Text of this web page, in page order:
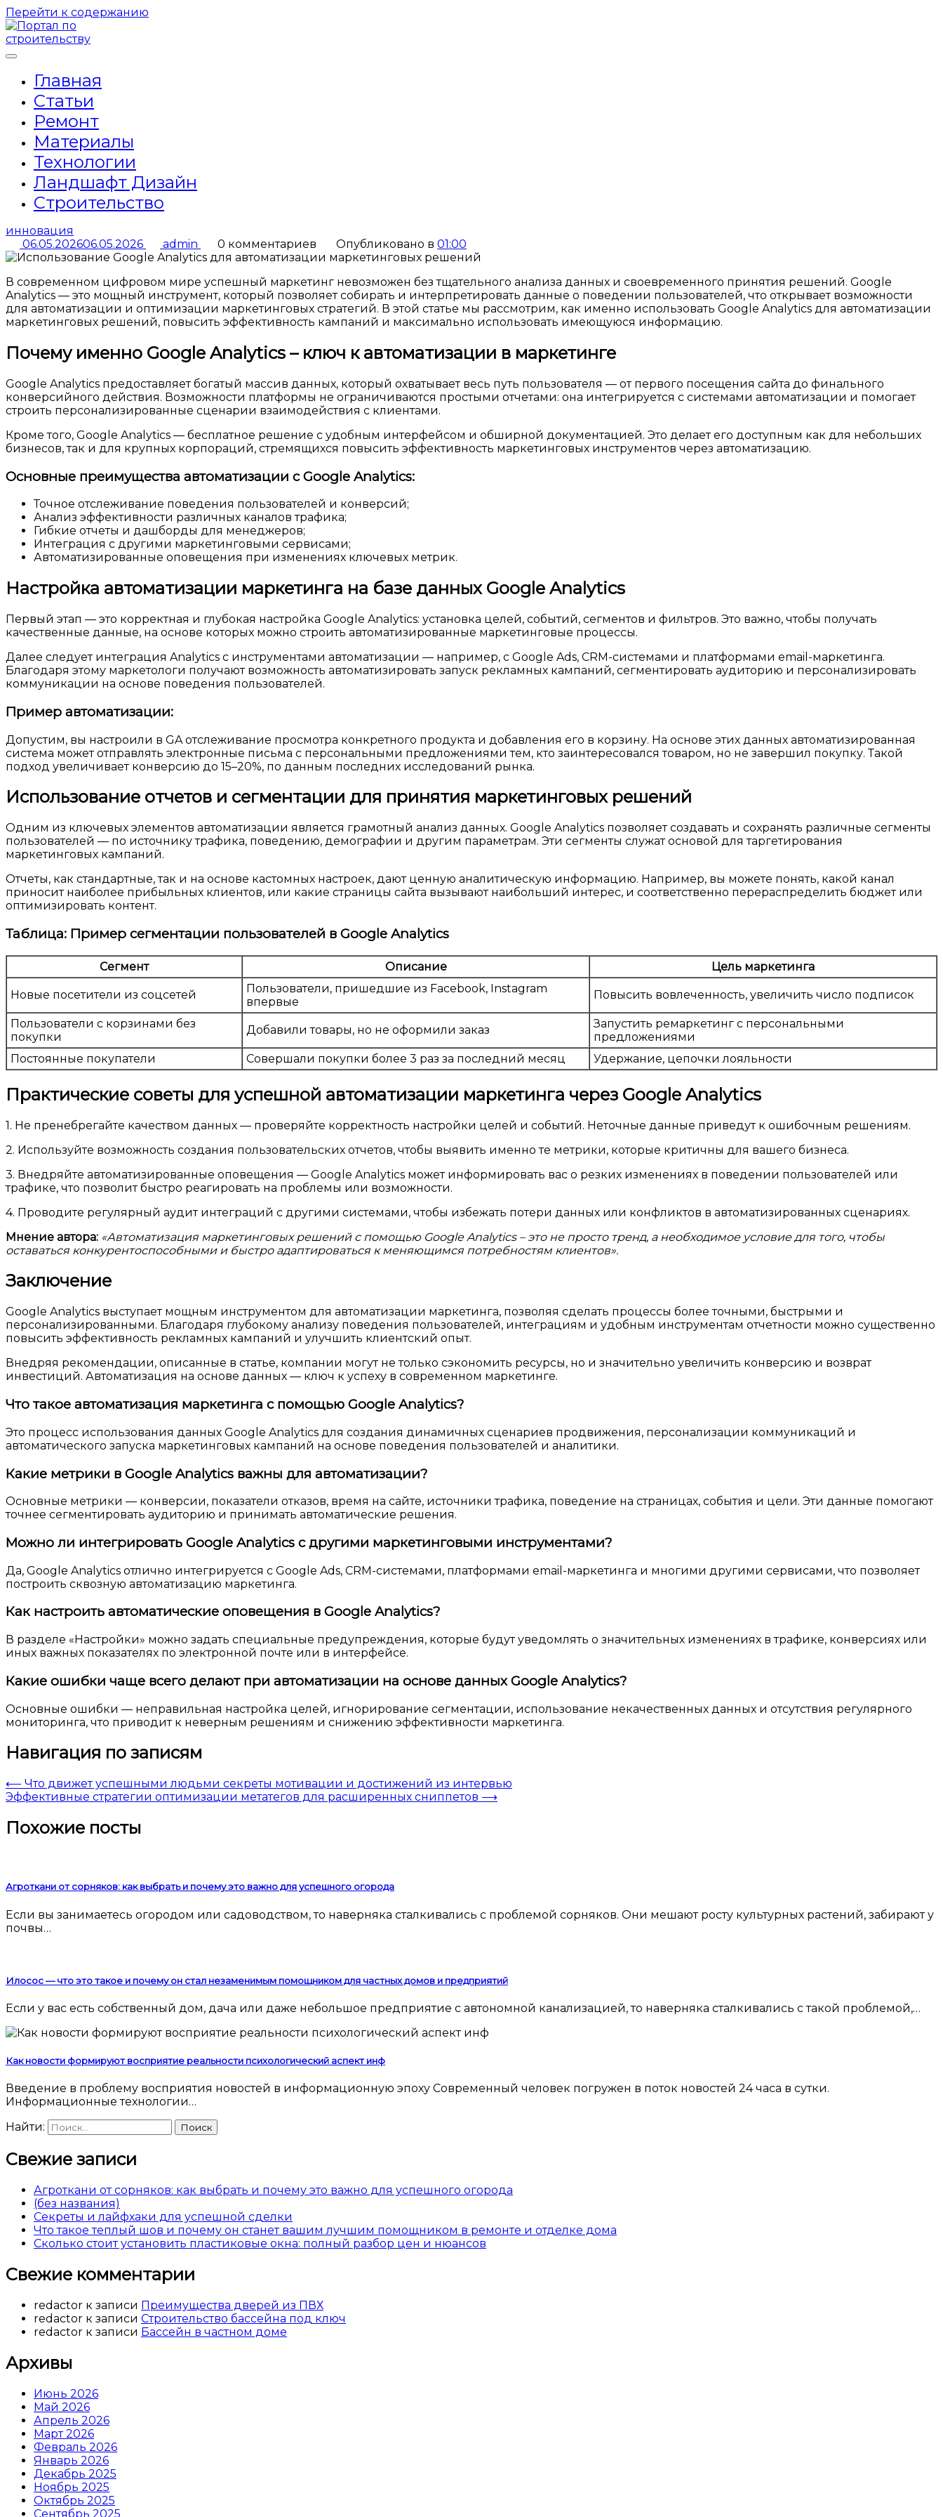
Перейти к содержанию
Главная
Статьи
Ремонт
Материалы
Технологии
Ландшафт Дизайн
Строительство
инновация
06.05.202606.05.2026 admin 0 комментариев Опубликовано в 01:00
В современном цифровом мире успешный маркетинг невозможен без тщательного анализа данных и своевременного принятия решений. Google
Analytics — это мощный инструмент, который позволяет собирать и интерпретировать данные о поведении пользователей, что открывает возможности
для автоматизации и оптимизации маркетинговых стратегий. В этой статье мы рассмотрим, как именно использовать Google Analytics для автоматизации
маркетинговых решений, повысить эффективность кампаний и максимально использовать имеющуюся информацию.
Почему именно Google Analytics – ключ к автоматизации в маркетинге
Google Analytics предоставляет богатый массив данных, который охватывает весь путь пользователя — от первого посещения сайта до финального
конверсийного действия. Возможности платформы не ограничиваются простыми отчетами: она интегрируется с системами автоматизации и помогает
строить персонализированные сценарии взаимодействия с клиентами.
Кроме того, Google Analytics — бесплатное решение с удобным интерфейсом и обширной документацией. Это делает его доступным как для небольших
бизнесов, так и для крупных корпораций, стремящихся повысить эффективность маркетинговых инструментов через автоматизацию.
Основные преимущества автоматизации с Google Analytics:
Точное отслеживание поведения пользователей и конверсий;
Анализ эффективности различных каналов трафика;
Гибкие отчеты и дашборды для менеджеров;
Интеграция с другими маркетинговыми сервисами;
Автоматизированные оповещения при изменениях ключевых метрик.
Настройка автоматизации маркетинга на базе данных Google Analytics
Первый этап — это корректная и глубокая настройка Google Analytics: установка целей, событий, сегментов и фильтров. Это важно, чтобы получать
качественные данные, на основе которых можно строить автоматизированные маркетинговые процессы.
Далее следует интеграция Analytics с инструментами автоматизации — например, с Google Ads, CRM-системами и платформами email-маркетинга.
Благодаря этому маркетологи получают возможность автоматизировать запуск рекламных кампаний, сегментировать аудиторию и персонализировать
коммуникации на основе поведения пользователей.
Пример автоматизации:
Допустим, вы настроили в GA отслеживание просмотра конкретного продукта и добавления его в корзину. На основе этих данных автоматизированная
система может отправлять электронные письма с персональными предложениями тем, кто заинтересовался товаром, но не завершил покупку. Такой
подход увеличивает конверсию до 15–20%, по данным последних исследований рынка.
Использование отчетов и сегментации для принятия маркетинговых решений
Одним из ключевых элементов автоматизации является грамотный анализ данных. Google Analytics позволяет создавать и сохранять различные сегменты
пользователей — по источнику трафика, поведению, демографии и другим параметрам. Эти сегменты служат основой для таргетирования
маркетинговых кампаний.
Отчеты, как стандартные, так и на основе кастомных настроек, дают ценную аналитическую информацию. Например, вы можете понять, какой канал
приносит наиболее прибыльных клиентов, или какие страницы сайта вызывают наибольший интерес, и соответственно перераспределить бюджет или
оптимизировать контент.
Таблица: Пример сегментации пользователей в Google Analytics
Сегмент Описание Цель маркетинга
Новые посетители из соцсетей
Пользователи, пришедшие из Facebook, Instagram
впервые
Повысить вовлеченность, увеличить число подписок
Пользователи с корзинами без
покупки
Добавили товары, но не оформили заказ
Запустить ремаркетинг с персональными
предложениями
Постоянные покупатели
Совершали покупки более 3 раз за последний месяц Удержание, цепочки лояльности
Практические советы для успешной автоматизации маркетинга через Google Analytics
1. Не пренебрегайте качеством данных — проверяйте корректность настройки целей и событий. Неточные данные приведут к ошибочным решениям.
2. Используйте возможность создания пользовательских отчетов, чтобы выявить именно те метрики, которые критичны для вашего бизнеса.
3. Внедряйте автоматизированные оповещения — Google Analytics может информировать вас о резких изменениях в поведении пользователей или
трафике, что позволит быстро реагировать на проблемы или возможности.
4. Проводите регулярный аудит интеграций с другими системами, чтобы избежать потери данных или конфликтов в автоматизированных сценариях.
Мнение автора: «Автоматизация маркетинговых решений с помощью Google Analytics – это не просто тренд, а необходимое условие для того, чтобы
оставаться конкурентоспособными и быстро адаптироваться к меняющимся потребностям клиентов».
Заключение
Google Analytics выступает мощным инструментом для автоматизации маркетинга, позволяя сделать процессы более точными, быстрыми и
персонализированными. Благодаря глубокому анализу поведения пользователей, интеграциям и удобным инструментам отчетности можно существенно
повысить эффективность рекламных кампаний и улучшить клиентский опыт.
Внедряя рекомендации, описанные в статье, компании могут не только сэкономить ресурсы, но и значительно увеличить конверсию и возврат
инвестиций. Автоматизация на основе данных — ключ к успеху в современном маркетинге.
Что такое автоматизация маркетинга с помощью Google Analytics?
Это процесс использования данных Google Analytics для создания динамичных сценариев продвижения, персонализации коммуникаций и
автоматического запуска маркетинговых кампаний на основе поведения пользователей и аналитики.
Какие метрики в Google Analytics важны для автоматизации?
Основные метрики — конверсии, показатели отказов, время на сайте, источники трафика, поведение на страницах, события и цели. Эти данные помогают
точнее сегментировать аудиторию и принимать автоматические решения.
Можно ли интегрировать Google Analytics с другими маркетинговыми инструментами?
Да, Google Analytics отлично интегрируется с Google Ads, CRM-системами, платформами email-маркетинга и многими другими сервисами, что позволяет
построить сквозную автоматизацию маркетинга.
Как настроить автоматические оповещения в Google Analytics?
В разделе «Настройки» можно задать специальные предупреждения, которые будут уведомлять о значительных изменениях в трафике, конверсиях или
иных важных показателях по электронной почте или в интерфейсе.
Какие ошибки чаще всего делают при автоматизации на основе данных Google Analytics?
Основные ошибки — неправильная настройка целей, игнорирование сегментации, использование некачественных данных и отсутствия регулярного
мониторинга, что приводит к неверным решениям и снижению эффективности маркетинга.
Навигация по записям
⟵ Что движет успешными людьми секреты мотивации и достижений из интервью
Эффективные стратегии оптимизации метатегов для расширенных сниппетов ⟶
Похожие посты
Агроткани от сорняков: как выбрать и почему это важно для успешного огорода
Если вы занимаетесь огородом или садоводством, то наверняка сталкивались с проблемой сорняков. Они мешают росту культурных растений, забирают у
почвы…
Илосос — что это такое и почему он стал незаменимым помощником для частных домов и предприятий
Если у вас есть собственный дом, дача или даже небольшое предприятие с автономной канализацией, то наверняка сталкивались с такой проблемой,…
Как новости формируют восприятие реальности психологический аспект инф
Введение в проблему восприятия новостей в информационную эпоху Современный человек погружен в поток новостей 24 часа в сутки.
Информационные технологии…
Найти:
Свежие записи
Агроткани от сорняков: как выбрать и почему это важно для успешного огорода
(без названия)
Секреты и лайфхаки для успешной сделки
Что такое теплый шов и почему он станет вашим лучшим помощником в ремонте и отделке дома
Сколько стоит установить пластиковые окна: полный разбор цен и нюансов
Свежие комментарии
redactor к записи Преимущества дверей из ПВХ
redactor к записи Строительство бассейна под ключ
redactor к записи Бассейн в частном доме
Архивы
Июнь 2026
Май 2026
Апрель 2026
Март 2026
Февраль 2026
Январь 2026
Декабрь 2025
Ноябрь 2025
Октябрь 2025
Сентябрь 2025